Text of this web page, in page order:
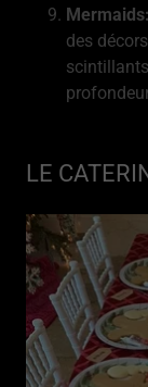
Mermaids:
des
LE